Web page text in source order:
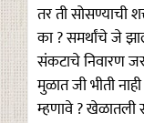
तर ती सोसण्याची
का ? समर्थांचे जे
संकटाचे निवारण
मुळात जी भीती
म्हणावे ?